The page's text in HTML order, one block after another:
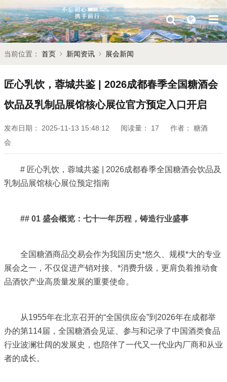
当前位置： 首页 新闻资讯 展会新闻
匠心乳饮，蓉城共鉴 | 2026成都春季全国糖酒会
饮品及乳制品展馆核心展位官方预定入口开启
发布日期： 2025-11-13 15:48:12 阅读量： 17 作者：
糖酒
会
# 匠心乳饮，蓉城共鉴 | 2026成都春季全国糖酒会饮品及
乳制品展馆核心展位预定指南
## 01 盛会概览：七十一年历程，铸造行业盛事
全国糖酒商品交易会作为我国历史*悠久、规模*大的专业
展会之一，不仅促进产销对接、*消费升级，更肩负着推动食
品酒饮产业高质量发展的重要使命。
从1955年在北京召开的“全国供应会”到2026年在成都举
办的第114届，全国糖酒会见证、参与和记录了中国酒类食品
行业波澜壮阔的发展史，也陪伴了一代又一代业内厂商和从业
者的成长。